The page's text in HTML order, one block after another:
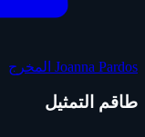
Joanna Pardos المخرج
طاقم التمثيل